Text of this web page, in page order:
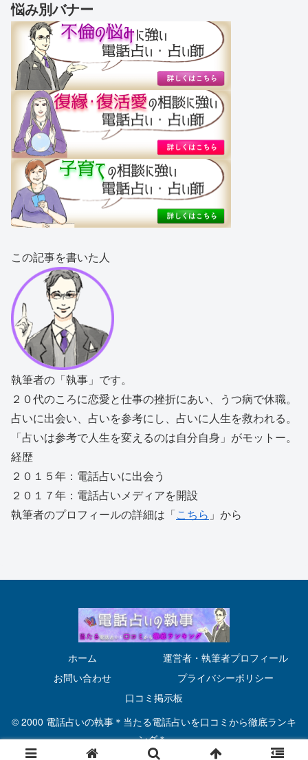
悩み別バナー
この記事を書いた人
執筆者の「執事」です。
２０代のころに恋愛と仕事の挫折にあい、うつ病で休職。
占いに出会い、占いを参考にし、占いに人生を救われる。
「占いは参考で人生を変えるのは自分自身」がモットー。
経歴
２０１５年：電話占いに出会う
２０１７年：電話占いメディアを開設
執筆者のプロフィールの詳細は「こちら 」から
ホーム
運営者・執筆者プロフィール
お問い合わせ
プライバシーポリシー
口コミ掲示板
© 2000 電話占いの執事＊当たる電話占いを口コミから徹底ランキ
ング＊.